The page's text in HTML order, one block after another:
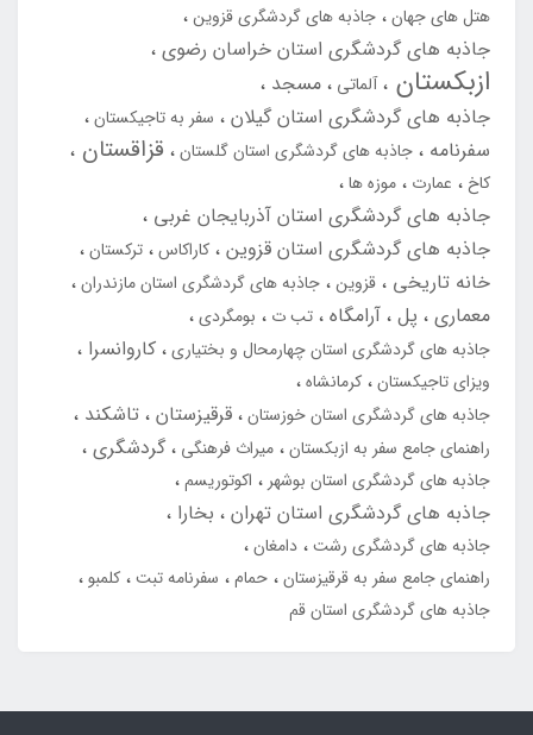
هتل های جهان جاذبه های گردشگری قزوین
جاذبه های گردشگری استان خراسان رضوی
ازبکستان آلماتی
مسجد
جاذبه های گردشگری استان گیلان
سفر به تاجیکستان
سفرنامه جاذبه های گردشگری استان گلستان قزاقستان
کاخ عمارت موزه ها
جاذبه های گردشگری استان آذربایجان غربی
جاذبه های گردشگری استان قزوین
کاراکاس ترکستان
خانه تاریخی قزوین جاذبه های گردشگری استان مازندران
معماری پل آرامگاه تب ت
بومگردی
جاذبه های گردشگری استان چهارمحال و بختیاری کاروانسرا
ویزای تاجیکستان کرمانشاه
جاذبه های گردشگری استان خوزستان قرقیزستان تاشکند
راهنمای جامع سفر به ازبکستان میراث فرهنگی گردشگری
جاذبه های گردشگری استان بوشهر اکوتوریسم
جاذبه های گردشگری استان تهران بخارا
جاذبه های گردشگری رشت دامغان
راهنمای جامع سفر به قرقیزستان حمام سفرنامه تبت کلمبو
جاذبه های گردشگری استان قم